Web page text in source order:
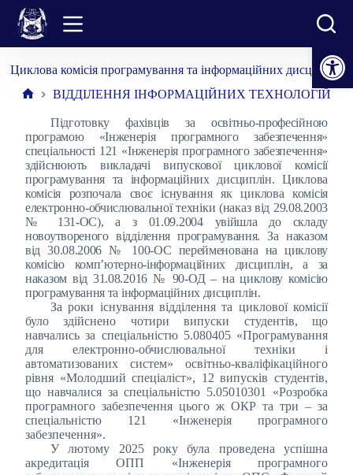
Відкрити Панель інструментів
Перейти
вмісту
Циклова комісія програмування та інформаційних дисциплін
ВІДДІЛЕННЯ ІНФОРМАЦІЙНИХ ТЕХНОЛОГІЙ
Підготовку фахівців за освітньо-професійною
програмою «Інженерія програмного забезпечення»
спеціальності 121 «Інженерія програмного забезпечення»
здійснюють викладачі випускової циклової комісії
програмування та інформаційних дисциплін. Циклова
комісія розпочала своє існування як циклова комісія
електронно-обчислювальної техніки (наказ від 29.08.2003
№ 131-ОС), а з 01.09.2004 увійшла до складу
новоутвореного відділення програмування. За наказом
від 30.08.2006 № 100-ОС перейменована на циклову
комісію комп’ютерно-інформаційних дисциплін, а за
наказом від 31.08.2016 № 90-ОД – на циклову комісію
програмування та інформаційних дисциплін.
За роки існування відділення та циклової комісії
було здійснено чотири випуски студентів, що
навчались за спеціальністю 5.080405 «Програмування
для електронно-обчислювальної техніки і
автоматизованих систем» освітньо-кваліфікаційного
рівня «Молодший спеціаліст», 12 випусків студентів,
що навчалися за спеціальністю 5.05010301 «Розробка
програмного забезпечення цього ж ОКР та три – за
спеціальністю 121 «Інженерія програмного
забезпечення».
У лютому 2025 року була проведена успішна
акредитація ОПП «Інженерія програмного